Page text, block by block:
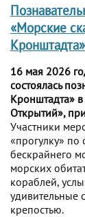
«Морские
Кронштадта»
16 мая 2026
состоялась
Кронштадта»
Открытий»,
Участники
«прогулку» по
бескрайнего
морских
кораблей,
удивительные
крепостью.